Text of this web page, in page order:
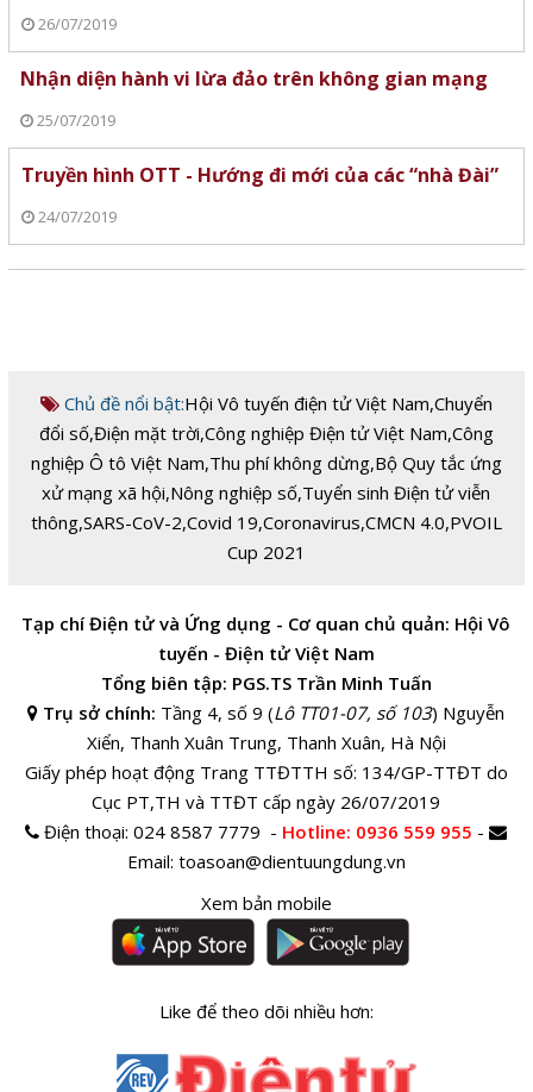
26/07/2019
Nhận diện hành vi lừa đảo trên không gian mạng
25/07/2019
Truyền hình OTT - Hướng đi mới của các “nhà Đài”
24/07/2019
Chủ đề nổi bật:Hội Vô tuyến điện tử Việt Nam,Chuyển
đổi số,Điện mặt trời,Công nghiệp Điện tử Việt Nam,Công
nghiệp Ô tô Việt Nam,Thu phí không dừng,Bộ Quy tắc ứng
xử mạng xã hội,Nông nghiệp số,Tuyển sinh Điện tử viễn
thông,SARS-CoV-2,Covid 19,Coronavirus,CMCN 4.0,PVOIL
Cup 2021
Tạp chí Điện tử và Ứng dụng - Cơ quan chủ quản: Hội Vô
tuyến - Điện tử Việt Nam
Tổng biên tập: PGS.TS Trần Minh Tuấn
Trụ sở chính: Tầng 4, số 9 (Lô TT01-07, số 103) Nguyễn
Xiển, Thanh Xuân Trung, Thanh Xuân, Hà Nội
Giấy phép hoạt động Trang TTĐTTH số: 134/GP-TTĐT do
Cục PT,TH và TTĐT cấp ngày 26/07/2019
Điện thoại:024 8587 7779 - Hotline: 0936 559 955 -
Email: toasoan@dientuungdung.vn
Xem bản mobile
Like để theo dõi nhiều hơn: